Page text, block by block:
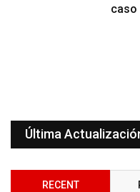
caso
Última
RECENT